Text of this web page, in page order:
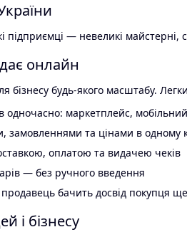
підприємці — невеликі
онлайн
бізнесу будь-якого масштабу.
одночасно: маркетплейс,
замовленнями та цінами в одному
оплатою та видачею чеків
— без ручного введення
бачить досвід покупця
і бізнесу